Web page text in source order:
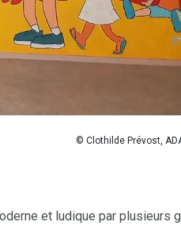
© Clothilde Prévost,
et ludiquepar plusieurs